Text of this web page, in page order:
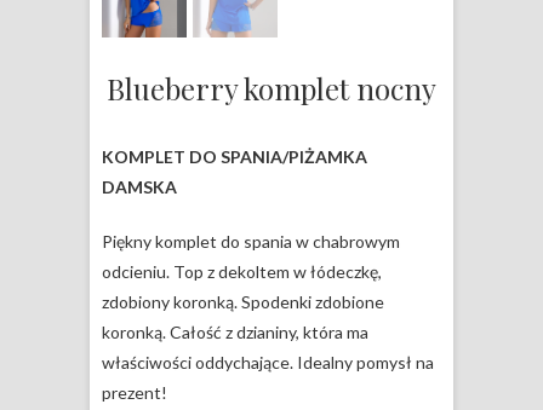
Blueberry komplet nocny
KOMPLET DO SPANIA/PIŻAMKA
DAMSKA
Piękny komplet do spania w chabrowym
odcieniu. Top z dekoltem w łódeczkę,
zdobiony koronką. Spodenki zdobione
koronką. Całość z dzianiny, która ma
właściwości oddychające. Idealny pomysł na
prezent!